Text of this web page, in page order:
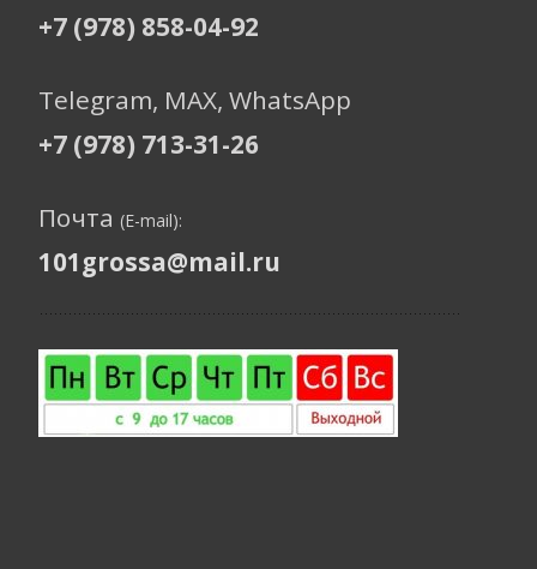
+7 (978) 858-04-92
Telegram, МАХ, WhatsApp
+7 (978) 713-31-26
Почта (E-mail):
101grossa@mail.ru